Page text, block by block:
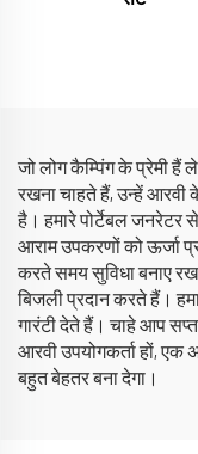
जो लोग कैम्पिंग के प्रेमी हैं
रखना चाहते हैं, उन्हें आरवी
है। हमारे पोर्टेबल
आराम उपकरणों को ऊर्जा
करते समय सुविधा बनाए
बिजली प्रदान करते हैं।
गारंटी देते हैं। चाहे आप
आरवी उपयोगकर्ता हों,
बहुत बेहतर बना देगा।